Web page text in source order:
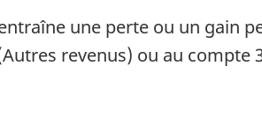
une perte ou un gain
revenus) ou au compte